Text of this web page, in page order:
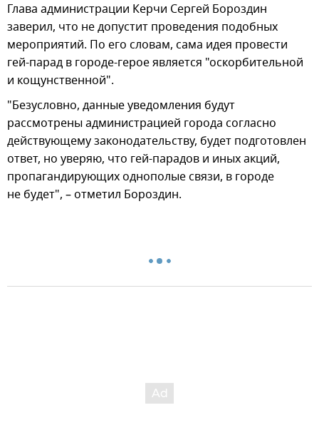
Глава администрации Керчи Сергей Бороздин
заверил, что не допустит проведения подобных
мероприятий. По его словам, сама идея провести
гей-парад в городе-герое является "оскорбительной
и кощунственной".
"Безусловно, данные уведомления будут
рассмотрены администрацией города согласно
действующему законодательству, будет подготовлен
ответ, но уверяю, что гей-парадов и иных акций,
пропагандирующих однополые связи, в городе
не будет", – отметил Бороздин.